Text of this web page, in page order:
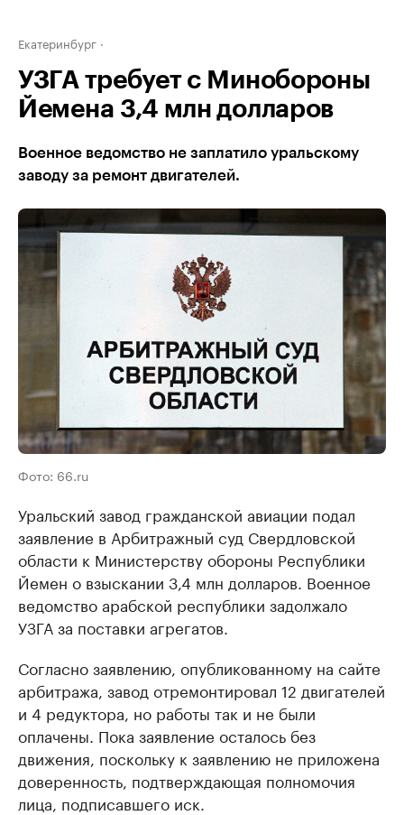
Екатеринбург
УЗГА требует с Минобороны
Йемена 3,4 млн долларов
Военное ведомство не заплатило уральскому
заводу за ремонт двигателей.
Фото: 66.ru
Уральский завод гражданской авиации подал
заявление в Арбитражный суд Свердловской
области к Министерству обороны Республики
Йемен о взыскании 3,4 млн долларов. Военное
ведомство арабской республики задолжало
УЗГА за поставки агрегатов.
Согласно заявлению, опубликованному на сайте
арбитража, завод отремонтировал 12 двигателей
и 4 редуктора, но работы так и не были
оплачены. Пока заявление осталось без
движения, поскольку к заявлению не приложена
доверенность, подтверждающая полномочия
лица, подписавшего иск.